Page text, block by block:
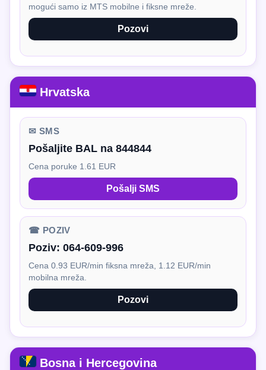
mogući samo iz MTS mobilne i fiksne mreže.
Pozovi
Hrvatska
✉ SMS
Pošaljite BAL na 844844
Cena poruke 1.61 EUR
Pošalji SMS
☎ POZIV
Poziv: 064-609-996
Cena 0.93 EUR/min fiksna mreža, 1.12 EUR/min
mobilna mreža.
Pozovi
Bosna i Hercegovina